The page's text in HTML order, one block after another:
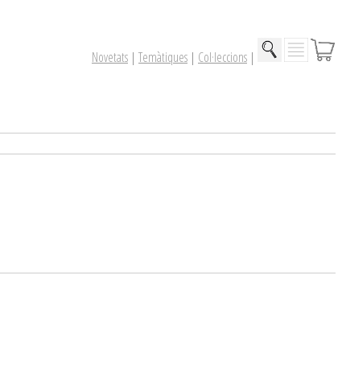
Novetats | Temàtiques | Col·leccions |